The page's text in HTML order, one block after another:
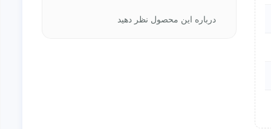
درباره این محصول نظر دهید